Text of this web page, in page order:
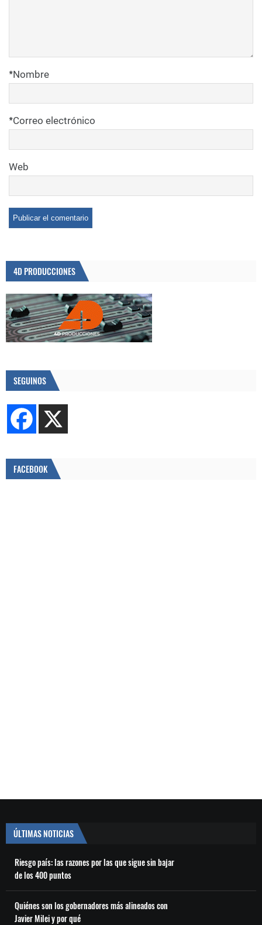
Nombre
*
Correo electrónico
*
Web
4D PRODUCCIONES
SEGUINOS
FACEBOOK
ÚLTIMAS NOTICIAS
Riesgo país: las razones por las que sigue sin bajar
de los 400 puntos
Quiénes son los gobernadores más alineados con
Javier Milei y por qué